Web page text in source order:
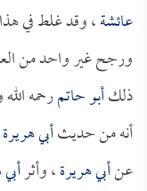
عائشة، وقد غلط في
ورجح غير واحد من
ذلكأبو حاتمرحمه
أنه من حديثأبي هريرة
عنأبي هريرة، وأثر